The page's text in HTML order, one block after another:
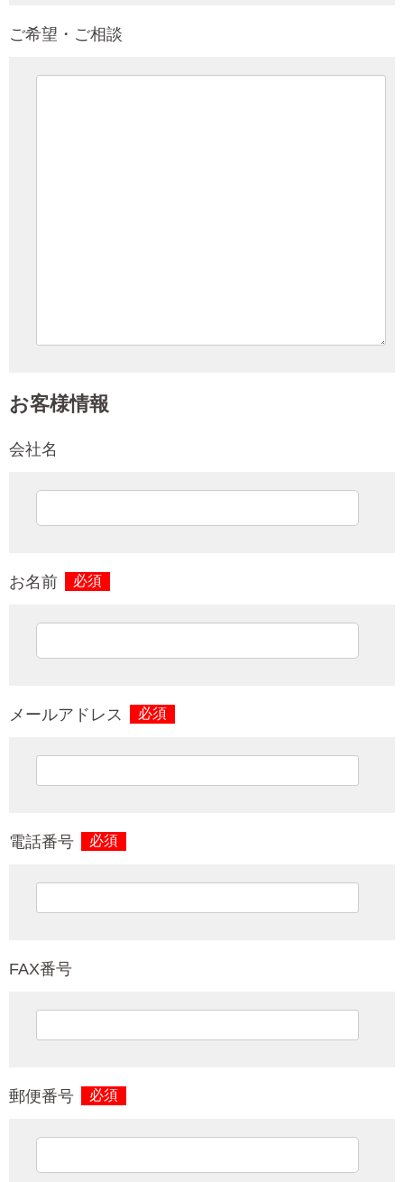
ご希望・ご相談
お客様情報
会社名
お名前 必須
メールアドレス 必須
電話番号 必須
FAX番号
郵便番号 必須